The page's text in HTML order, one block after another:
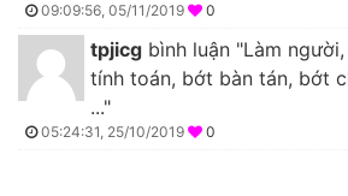
09:09:56, 05/11/2019 0
tpjicg bình luận "Làm
tính toán, bớt bàn tán, bớt
..."
05:24:31, 25/10/2019 0